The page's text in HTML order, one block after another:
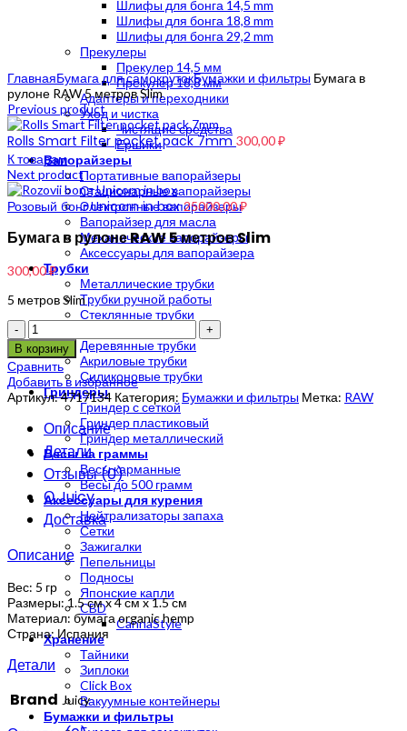
Шлифы для бонга 14,5 mm
Шлифы для бонга 18,8 mm
Шлифы для бонга 29,2 mm
Прекулеры
Прекулер 14,5 мм
Прекулер 18,8 мм
Адаптеры и переходники
Уход и чистка
Чистящие средства
Ершики
Вапорайзеры
Портативные вапорайзеры
Стационарные вапорайзеры
Электронные вапорайзеры
Вапорайзер для масла
Механические вапорайзеры
Аксессуары для вапорайзера
Трубки
Металлические трубки
Трубки ручной работы
Стеклянные трубки
Деревянные трубки
Акриловые трубки
Силиконовые трубки
Гриндеры
Гриндер с сеткой
Гриндер пластиковый
Гриндер металлический
Весы на граммы
Весы карманные
Весы до 500 грамм
Аксессуары для курения
Нейтрализаторы запаха
Сетки
Зажигалки
Пепельницы
Подносы
Японские капли
CBD
CannaStyle
Хранение
Тайники
Зиплоки
Click Box
Вакуумные контейнеры
Бумажки и фильтры
product/product-image.php
84
Click to enlarge
ГлавнаяБумага для самокрутокБумажки и фильтры Бумага в
рулоне RAW 5 метров Slim
Previous product
Rolls Smart Filter pocket pack 7mm 300,00₽
К товарам
Next product
Розовый бонг Unicorn in box25000,00₽
Бумага в рулоне RAW 5 метров Slim
300,00₽
5 метров Slim
Количество
В корзину
Сравнить
Добавить в избранное
Артикул:4717134 Категория: Бумажки и фильтры Метка: RAW
Описание
Детали
Отзывы (0)
О Juicy
Доставка
Описание
Вес: 5 гр
Размеры: 1.5 см x 4 см x 1.5 см
Материал: бумага organic hemp
Страна: Испания
Детали
Brand Juicy